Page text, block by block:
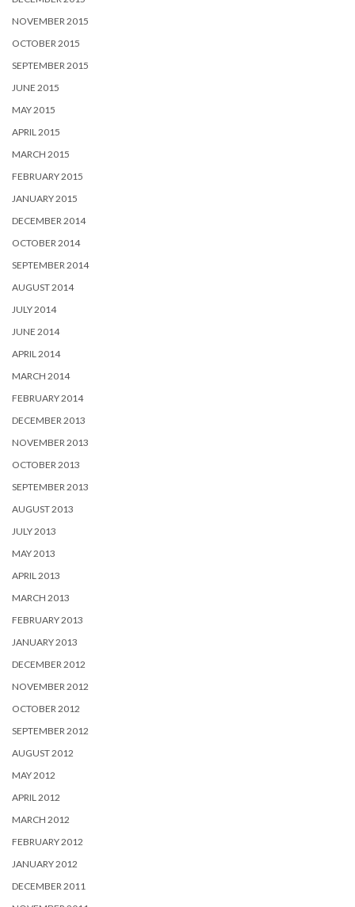
NOVEMBER 2015
OCTOBER 2015
SEPTEMBER 2015
JUNE 2015
MAY 2015
APRIL 2015
MARCH 2015
FEBRUARY 2015
JANUARY 2015
DECEMBER 2014
OCTOBER 2014
SEPTEMBER 2014
AUGUST 2014
JULY 2014
JUNE 2014
APRIL 2014
MARCH 2014
FEBRUARY 2014
DECEMBER 2013
NOVEMBER 2013
OCTOBER 2013
SEPTEMBER 2013
AUGUST 2013
JULY 2013
MAY 2013
APRIL 2013
MARCH 2013
FEBRUARY 2013
JANUARY 2013
DECEMBER 2012
NOVEMBER 2012
OCTOBER 2012
SEPTEMBER 2012
AUGUST 2012
MAY 2012
APRIL 2012
MARCH 2012
FEBRUARY 2012
JANUARY 2012
DECEMBER 2011